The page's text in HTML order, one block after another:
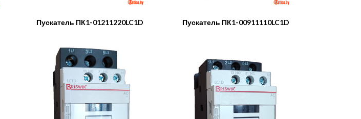
Пускатель ПК1-01211220LC1D Пускатель ПК1-00911110LC1D